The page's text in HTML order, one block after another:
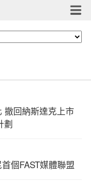
撤回納斯達克上市
劃
個FAST媒體聯盟